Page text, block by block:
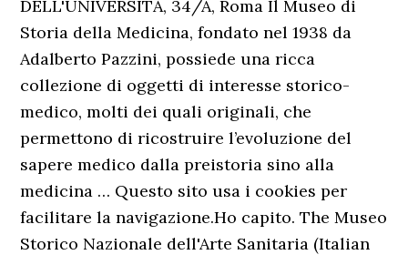
DELL'UNIVERSITÀ, 34/A, Roma Il Museo di
Storia della Medicina, fondato nel 1938 da
Adalberto Pazzini, possiede una ricca
collezione di oggetti di interesse storico-
medico, molti dei quali originali, che
permettono di ricostruire l’evoluzione del
sapere medico dalla preistoria sino alla
medicina … Questo sito usa i cookies per
facilitare la navigazione.Ho capito. The Museo
Storico Nazionale dell'Arte Sanitaria (Italian